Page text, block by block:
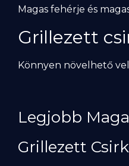
Magas fehérje és
Grillezett
Könnyen növelhető
Legjobb
Grillezett